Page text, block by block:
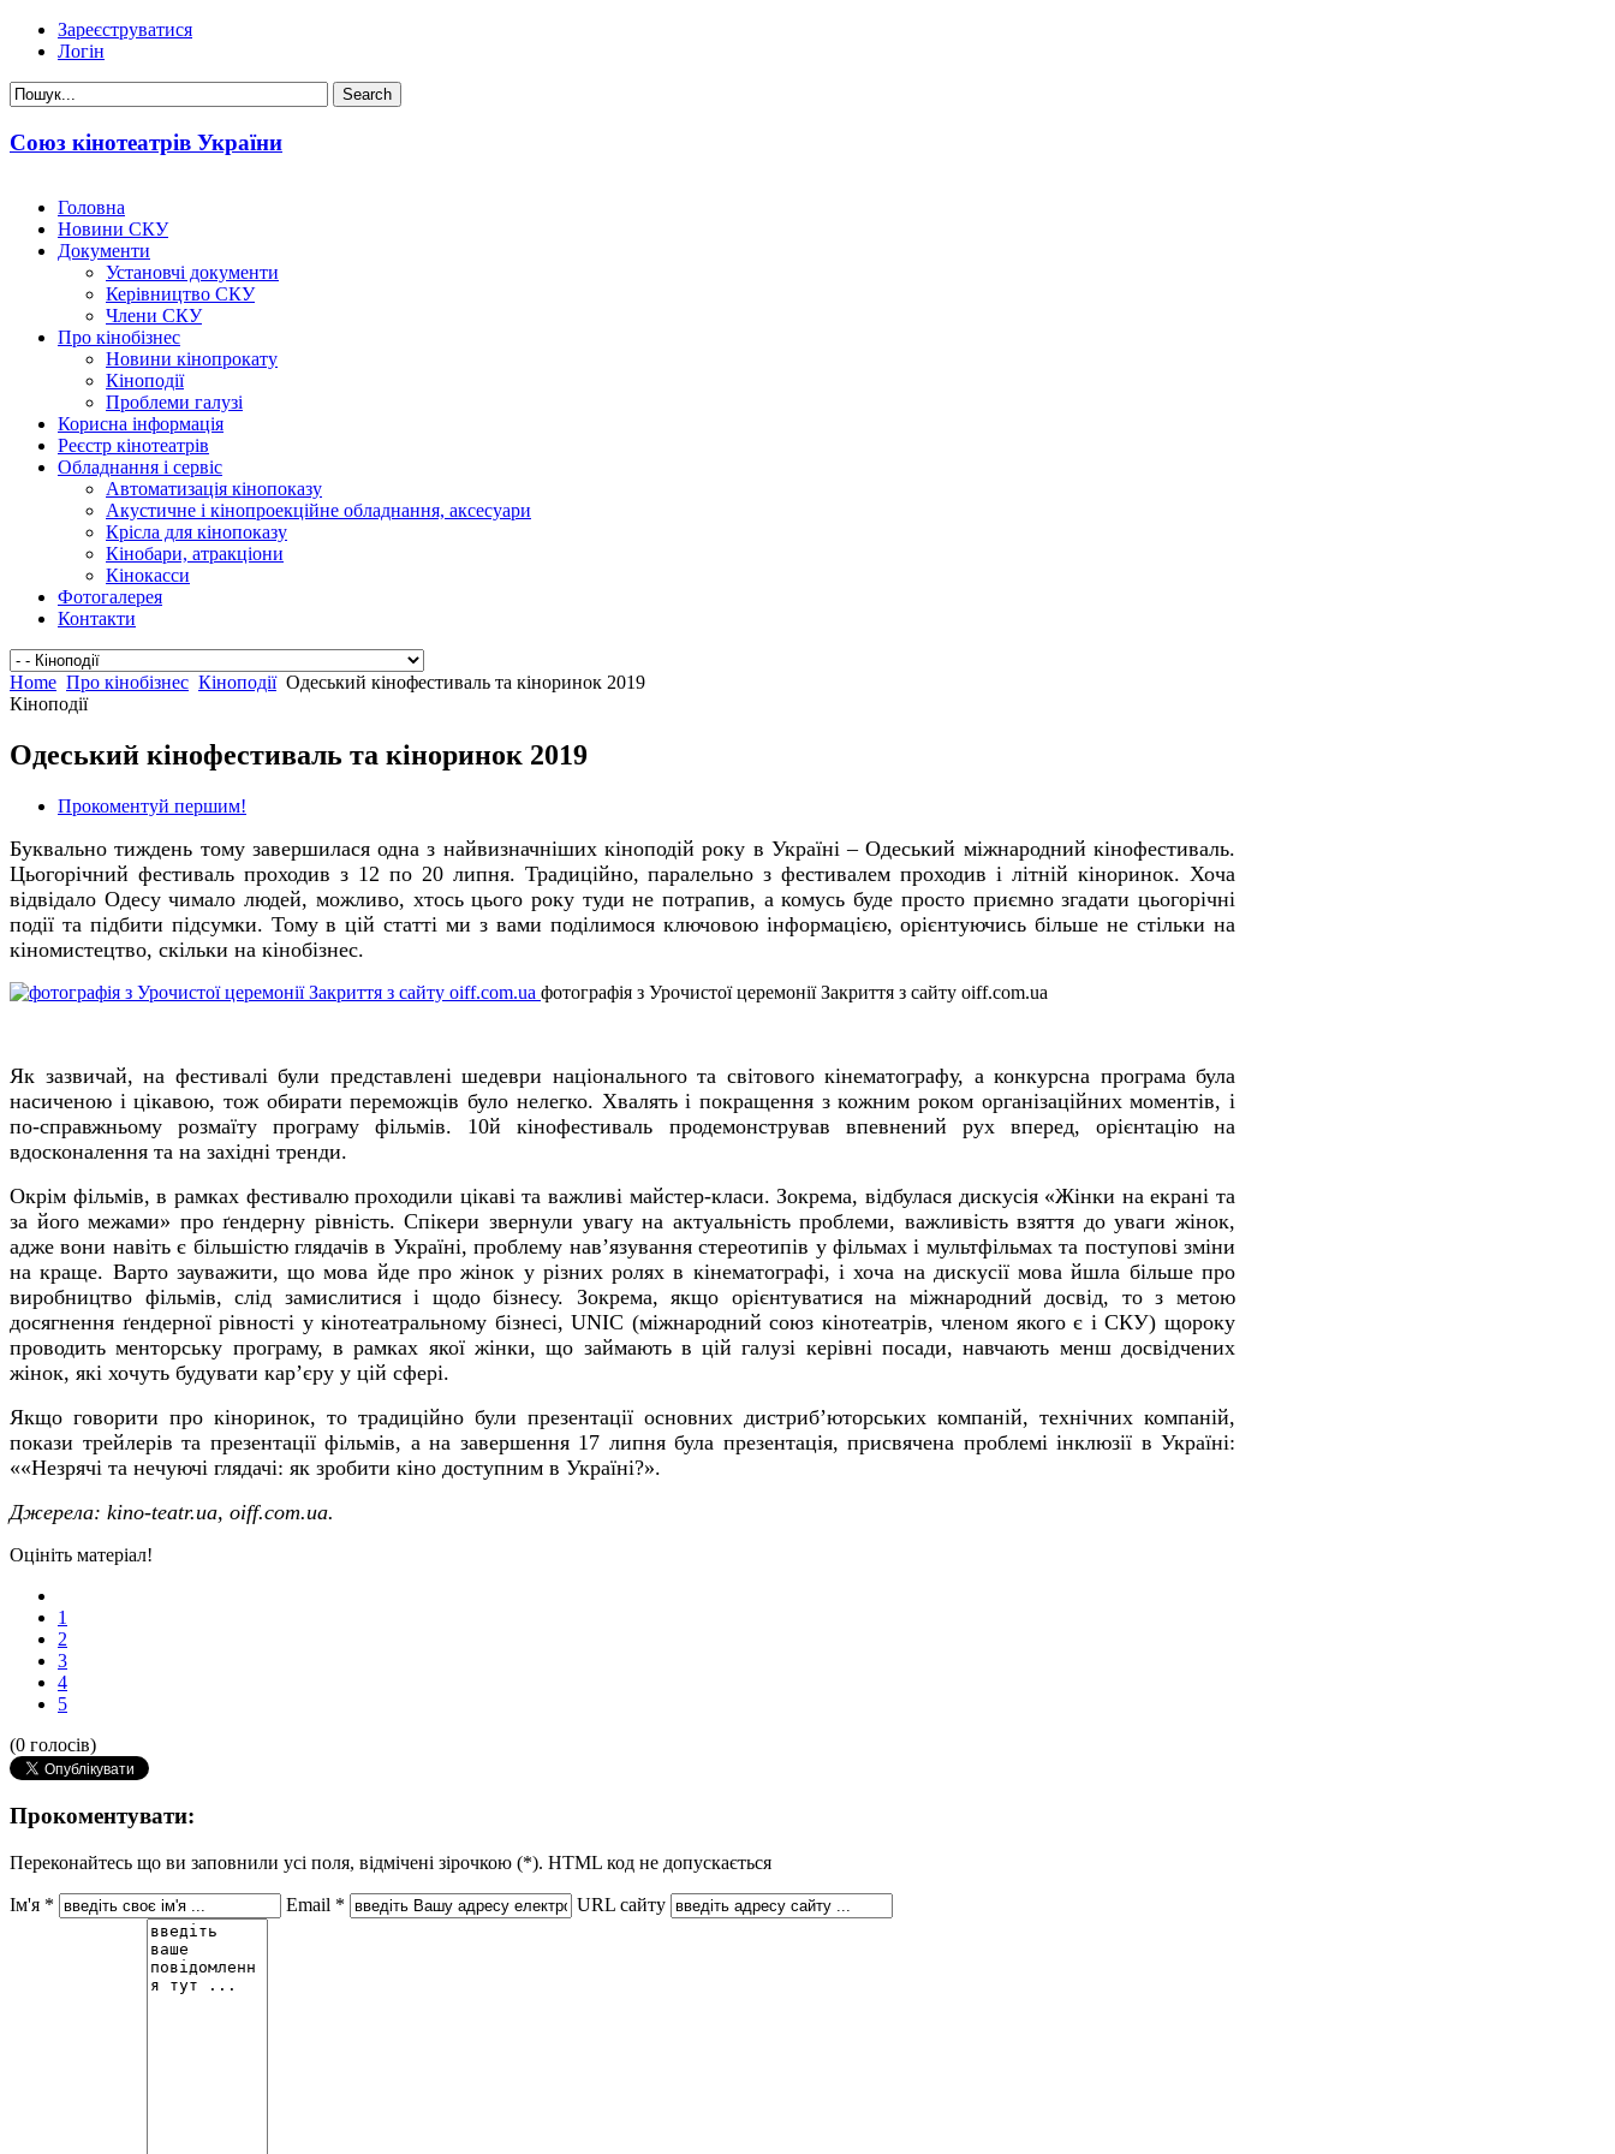
Зареєструватися
Логін
Союз кінотеатрів України
Головна
Новини СКУ
Документи
Установчі документи
Керівництво СКУ
Члени СКУ
Про кінобізнес
Новини кінопрокату
Кіноподії
Проблеми галузі
Корисна інформація
Реєстр кінотеатрів
Обладнання і сервіс
Автоматизація кінопоказу
Акустичне і кінопроекційне обладнання, аксесуари
Крісла для кінопоказу
Кінобари, атракціони
Кінокасси
Фотогалерея
Контакти
Home Про кінобізнес Кіноподії Одеський кінофестиваль та кіноринок 2019
Кіноподії
Одеський кінофестиваль та кіноринок 2019
Прокоментуй першим!
Буквально тиждень тому завершилася одна з найвизначніших кіноподій року в Україні – Одеський міжнародний кінофестиваль.
Цьогорічний фестиваль проходив з 12 по 20 липня. Традиційно, паралельно з фестивалем проходив і літній кіноринок. Хоча
відвідало Одесу чимало людей, можливо, хтось цього року туди не потрапив, а комусь буде просто приємно згадати цьогорічні
події та підбити підсумки. Тому в цій статті ми з вами поділимося ключовою інформацією, орієнтуючись більше не стільки на
кіномистецтво, скільки на кінобізнес.
фотографія з Урочистої церемонії Закриття з сайту oiff.com.ua
Як зазвичай, на фестивалі були представлені шедеври національного та світового кінематографу, а конкурсна програма була
насиченою і цікавою, тож обирати переможців було нелегко. Хвалять і покращення з кожним роком організаційних моментів, і
по-справжньому розмаїту програму фільмів. 10й кінофестиваль продемонстрував впевнений рух вперед, орієнтацію на
вдосконалення та на західні тренди.
Окрім фільмів, в рамках фестивалю проходили цікаві та важливі майстер-класи. Зокрема, відбулася дискусія «Жінки на екрані та
за його межами» про ґендерну рівність. Спікери звернули увагу на актуальність проблеми, важливість взяття до уваги жінок,
адже вони навіть є більшістю глядачів в Україні, проблему нав’язування стереотипів у фільмах і мультфільмах та поступові зміни
на краще. Варто зауважити, що мова йде про жінок у різних ролях в кінематографі, і хоча на дискусії мова йшла більше про
виробництво фільмів, слід замислитися і щодо бізнесу. Зокрема, якщо орієнтуватися на міжнародний досвід, то з метою
досягнення ґендерної рівності у кінотеатральному бізнесі, UNIC (міжнародний союз кінотеатрів, членом якого є і СКУ) щороку
проводить менторську програму, в рамках якої жінки, що займають в цій галузі керівні посади, навчають менш досвідчених
жінок, які хочуть будувати кар’єру у цій сфері.
Якщо говорити про кіноринок, то традиційно були презентації основних дистриб’юторських компаній, технічних компаній,
покази трейлерів та презентації фільмів, а на завершення 17 липня була презентація, присвячена проблемі інклюзії в Україні:
««Незрячі та нечуючі глядачі: як зробити кіно доступним в Україні?».
Джерела: kino-teatr.ua, oiff.com.ua.
Оцініть матеріал!
1
2
3
4
5
(0 голосів)
Прокоментувати:
Переконайтесь що ви заповнили усі поля, відмічені зірочкою (*). HTML код не допускається
Ім'я * Email * URL сайту